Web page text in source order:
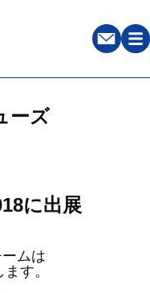
ーズ
に出展
ムは
す。